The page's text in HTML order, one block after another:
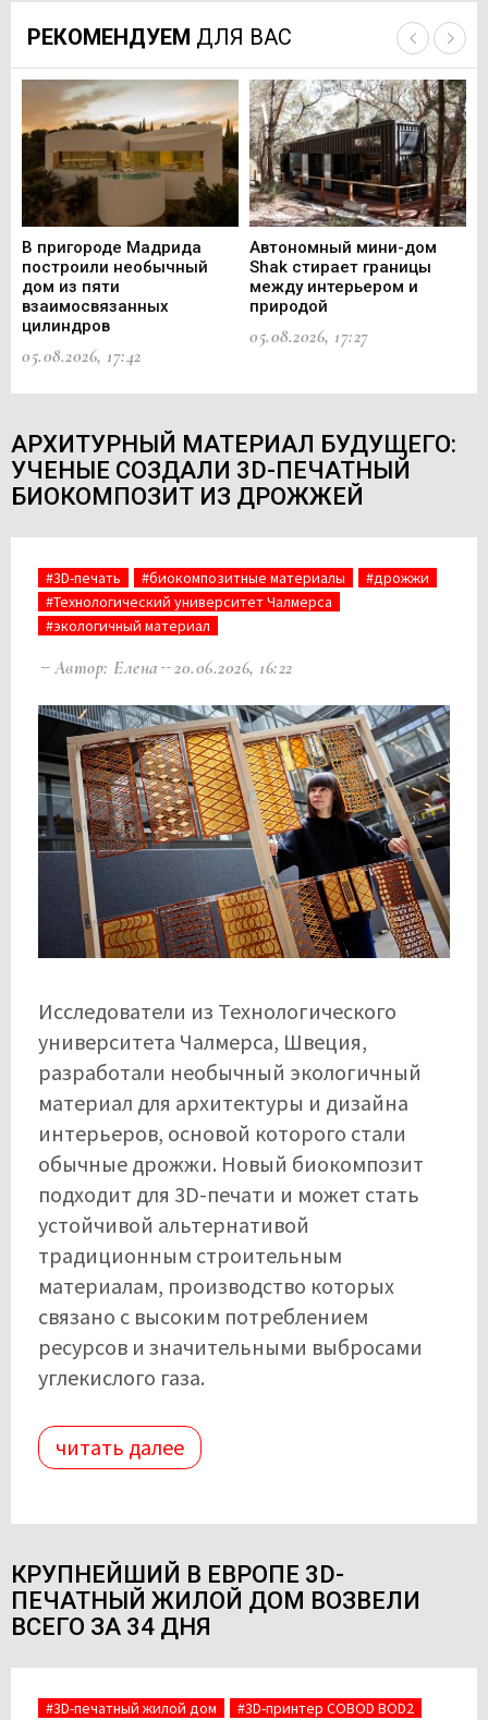
РЕКОМЕНДУЕМ ДЛЯ ВАС
В пригороде Мадрида
построили необычный
дом из пяти
взаимосвязанных
цилиндров
05.08.2026, 17:42
Автономный мини-дом
Shak стирает границы
между интерьером и
природой
05.08.2026, 17:27
АРХИТУРНЫЙ МАТЕРИАЛ БУДУЩЕГО:
УЧЕНЫЕ СОЗДАЛИ 3D-ПЕЧАТНЫЙ
БИОКОМПОЗИТ ИЗ ДРОЖЖЕЙ
#3D-печать #биокомпозитные материалы
#дрожжи
#Технологический университет Чалмерса
#экологичный материал
Автор: Елена 20.06.2026, 16:22
Исследователи из Технологического
университета Чалмерса, Швеция,
разработали необычный экологичный
материал для архитектуры и дизайна
интерьеров, основой которого стали
обычные дрожжи. Новый биокомпозит
подходит для 3D-печати и может стать
устойчивой альтернативой
традиционным строительным
материалам, производство которых
связано с высоким потреблением
ресурсов и значительными выбросами
углекислого газа.
читать далее
КРУПНЕЙШИЙ В ЕВРОПЕ 3D-
ПЕЧАТНЫЙ ЖИЛОЙ ДОМ ВОЗВЕЛИ
ВСЕГО ЗА 34 ДНЯ
#3D-печатный жилой дом
#3D-принтер COBOD BOD2